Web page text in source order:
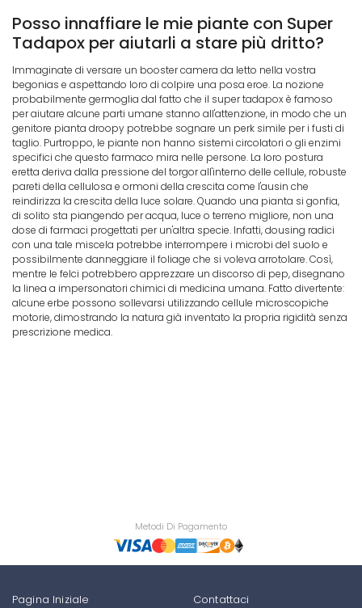
Posso innaffiare le mie piante con Super
Tadapox per aiutarli a stare più dritto?
Immaginate di versare un booster camera da letto nella vostra
begonias e aspettando loro di colpire una posa eroe. La nozione
probabilmente germoglia dal fatto che il super tadapox è famoso
per aiutare alcune parti umane stanno all'attenzione, in modo che un
genitore pianta droopy potrebbe sognare un perk simile per i fusti di
taglio. Purtroppo, le piante non hanno sistemi circolatori o gli enzimi
specifici che questo farmaco mira nelle persone. La loro postura
eretta deriva dalla pressione del torgor all'interno delle cellule, robuste
pareti della cellulosa e ormoni della crescita come l'ausin che
reindirizza la crescita della luce solare. Quando una pianta si gonfia,
di solito sta piangendo per acqua, luce o terreno migliore, non una
dose di farmaci progettati per un'altra specie. Infatti, dousing radici
con una tale miscela potrebbe interrompere i microbi del suolo e
possibilmente danneggiare il foliage che si voleva arrotolare. Così,
mentre le felci potrebbero apprezzare un discorso di pep, disegnano
la linea a impersonatori chimici di medicina umana. Fatto divertente:
alcune erbe possono sollevarsi utilizzando cellule microscopiche
motorie, dimostrando la natura già inventato la propria rigidità senza
prescrizione medica.
Metodi Di Pagamento
Pagina Iniziale Contattaci